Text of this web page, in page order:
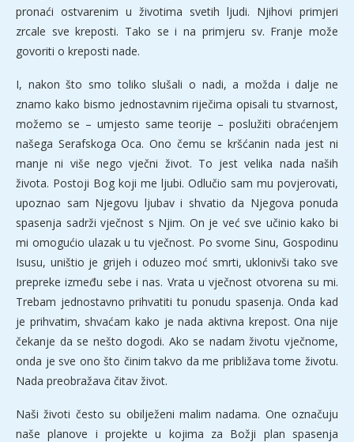
pronaći ostvarenim u životima svetih ljudi. Njihovi primjeri
zrcale sve kreposti. Tako se i na primjeru sv. Franje može
govoriti o kreposti nade.
I, nakon što smo toliko slušali o nadi, a možda i dalje ne
znamo kako bismo jednostavnim riječima opisali tu stvarnost,
možemo se – umjesto same teorije – poslužiti obraćenjem
našega Serafskoga Oca. Ono čemu se kršćanin nada jest ni
manje ni više nego vječni život. To jest velika nada naših
života. Postoji Bog koji me ljubi. Odlučio sam mu povjerovati,
upoznao sam Njegovu ljubav i shvatio da Njegova ponuda
spasenja sadrži vječnost s Njim. On je već sve učinio kako bi
mi omogućio ulazak u tu vječnost. Po svome Sinu, Gospodinu
Isusu, uništio je grijeh i oduzeo moć smrti, uklonivši tako sve
prepreke između sebe i nas. Vrata u vječnost otvorena su mi.
Trebam jednostavno prihvatiti tu ponudu spasenja. Onda kad
je prihvatim, shvaćam kako je nada aktivna krepost. Ona nije
čekanje da se nešto dogodi. Ako se nadam životu vječnome,
onda je sve ono što činim takvo da me približava tome životu.
Nada preobražava čitav život.
Naši životi često su obilježeni malim nadama. One označuju
naše planove i projekte u kojima za Božji plan spasenja